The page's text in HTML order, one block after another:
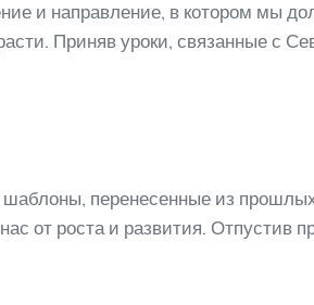
и направление, в котором мы
Приняв уроки, связанные
перенесенные из
от роста и развития.